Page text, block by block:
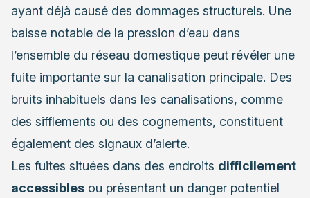
ayant déjà causé des dommages structurels. Une
baisse notable de la pression d’eau dans
l’ensemble du réseau domestique peut révéler une
fuite importante sur la canalisation principale. Des
bruits inhabituels dans les canalisations, comme
des sifflements ou des cognements, constituent
également des signaux d’alerte.
Les fuites situées dans des endroits difficilement
accessibles ou présentant un danger potentiel